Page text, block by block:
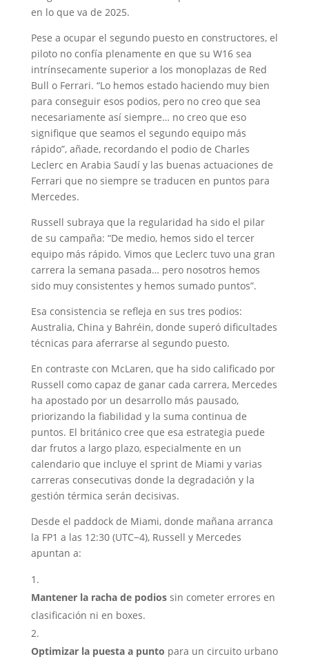
en lo que va de 2025.
Pese a ocupar el segundo puesto en constructores, el
piloto no confía plenamente en que su W16 sea
intrínsecamente superior a los monoplazas de Red
Bull o Ferrari. “Lo hemos estado haciendo muy bien
para conseguir esos podios, pero no creo que sea
necesariamente así siempre… no creo que eso
signifique que seamos el segundo equipo más
rápido”, añade, recordando el podio de Charles
Leclerc en Arabia Saudí y las buenas actuaciones de
Ferrari que no siempre se traducen en puntos para
Mercedes.
Russell subraya que la regularidad ha sido el pilar
de su campaña: “De medio, hemos sido el tercer
equipo más rápido. Vimos que Leclerc tuvo una gran
carrera la semana pasada… pero nosotros hemos
sido muy consistentes y hemos sumado puntos”.
Esa consistencia se refleja en sus tres podios:
Australia, China y Bahréin, donde superó dificultades
técnicas para aferrarse al segundo puesto.
En contraste con McLaren, que ha sido calificado por
Russell como capaz de ganar cada carrera, Mercedes
ha apostado por un desarrollo más pausado,
priorizando la fiabilidad y la suma continua de
puntos. El británico cree que esa estrategia puede
dar frutos a largo plazo, especialmente en un
calendario que incluye el sprint de Miami y varias
carreras consecutivas donde la degradación y la
gestión térmica serán decisivas.
Desde el paddock de Miami, donde mañana arranca
la FP1 a las 12:30 (UTC−4), Russell y Mercedes
apuntan a:
Mantener la racha de podiossin cometer errores en
clasificación ni en boxes.
Optimizar la puesta a punto para un circuito urbano